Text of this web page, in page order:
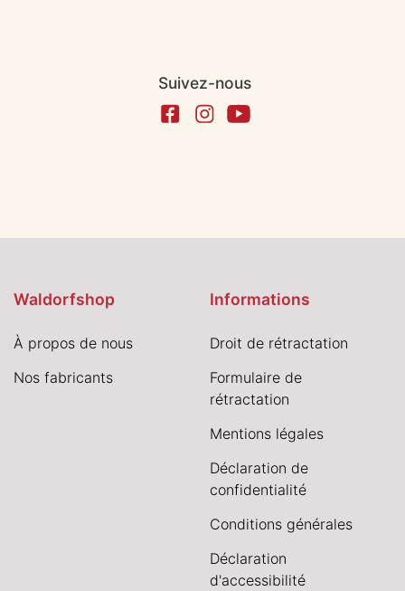
Suivez-nous
Waldorfshop
À propos de nous
Nos fabricants
Informations
Droit de rétractation
Formulaire de
rétractation
Mentions légales
Déclaration de
confidentialité
Conditions générales
Déclaration
d'accessibilité